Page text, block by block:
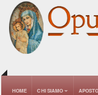
HOME CHI SIAMO